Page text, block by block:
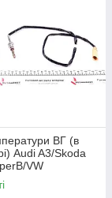
ВГ (в
Audi A3/Skoda
VW
1.6D/2.0D 114 800